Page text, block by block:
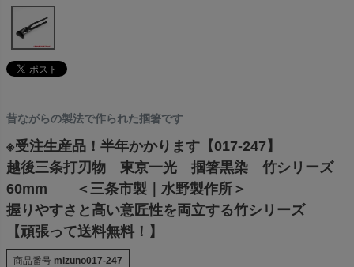
昔ながらの製法で作られた掴箸です
※受注生産品！半年かかります【017-247】
越後三条打刃物 東京一光 掴箸黒染 竹シリーズ
60mm ＜三条市製｜水野製作所＞
握りやすさと高い意匠性を両立する竹シリーズ
【頑張って送料無料！】
商品番号 mizuno017-247